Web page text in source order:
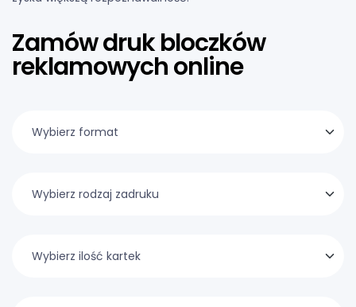
Zamów druk bloczków
reklamowych online